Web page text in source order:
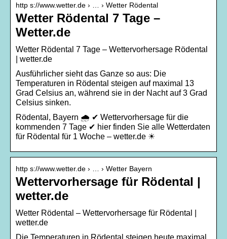
http s://www.wetter.de › … › Wetter Rödental
Wetter Rödental 7 Tage –
Wetter.de
Wetter Rödental 7 Tage – Wettervorhersage Rödental
| wetter.de
Ausführlicher sieht das Ganze so aus: Die
Temperaturen in Rödental steigen auf maximal 13
Grad Celsius an, während sie in der Nacht auf 3 Grad
Celsius sinken.
Rödental, Bayern 🌧️ ✔ Wettervorhersage für die
kommenden 7 Tage ✔ hier finden Sie alle Wetterdaten
für Rödental für 1 Woche – wetter.de ☀
http s://www.wetter.de › … › Wetter Bayern
Wettervorhersage für Rödental |
wetter.de
Wetter Rödental – Wettervorhersage für Rödental |
wetter.de
Die Temperaturen in Rödental steigen heute maximal